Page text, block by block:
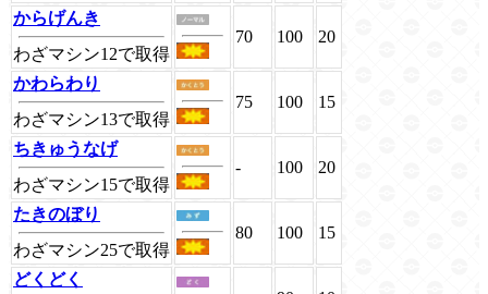
からげんき
わざマシン12で取得
70 100 20
かわらわり
わざマシン13で取得
75 100 15
ちきゅうなげ
わざマシン15で取得
- 100 20
たきのぼり
わざマシン25で取得
80 100 15
どくどく